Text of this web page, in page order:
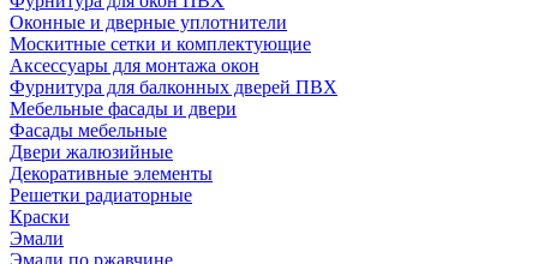
Оконные и дверные уплотнители
Москитные сетки и комплектующие
Аксессуары для монтажа окон
Фурнитура для балконных дверей ПВХ
Мебельные фасады и двери
Фасады мебельные
Двери жалюзийные
Декоративные элементы
Решетки радиаторные
Краски
Эмали
Эмали по ржавчине